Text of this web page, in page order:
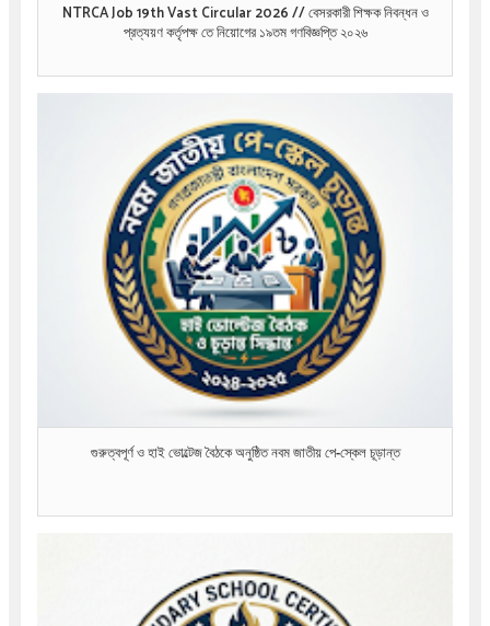
NTRCA Job 19th Vast Circular 2026 // বেসরকারী শিক্ষক নিবন্ধন ও
প্রত্যয়ণ কর্তৃপক্ষ তে নিয়োগের ১৯তম গণবিজ্ঞপ্তি ২০২৬
গুরুত্বপূর্ণ ও হাই ভোল্টেজ বৈঠকে অনুষ্ঠিত নবম জাতীয় পে-স্কেল চূড়ান্ত